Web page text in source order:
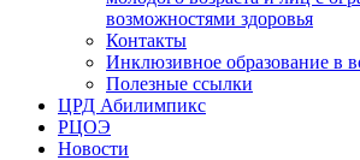
возможностями здоровья
Контакты
Инклюзивное образование в
Полезные ссылки
ЦРД Абилимпикс
РЦОЭ
Новости